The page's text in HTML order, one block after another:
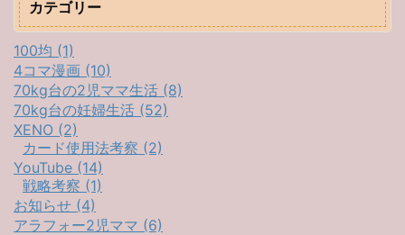
カテゴリー
100均 (1)
4コマ漫画 (10)
70kg台の2児ママ生活 (8)
70kg台の妊婦生活 (52)
XENO (2)
カード使用法考察 (2)
YouTube (14)
戦略考察 (1)
お知らせ (4)
アラフォー2児ママ (6)